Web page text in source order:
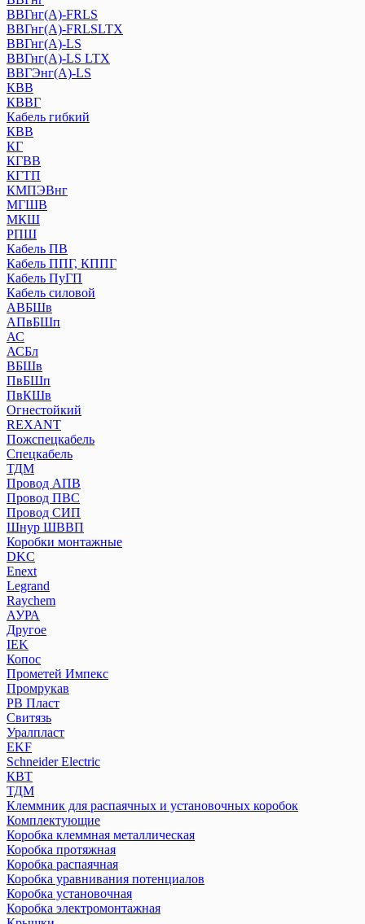
ВВГнг(А)-FRLS
ВВГнг(А)-FRLSLTX
ВВГнг(А)-LS
ВВГнг(А)-LS LTХ
ВВГЭнг(А)-LS
КВВ
КВВГ
Кабель гибкий
КВВ
КГ
КГВВ
КГТП
КМПЭВнг
МГШВ
МКШ
РПШ
Кабель ПВ
Кабель ППГ, КППГ
Кабель ПуГП
Кабель силовой
АВБШв
АПвБШп
АС
АСБл
ВБШв
ПвБШп
ПвКШв
Огнестойкий
REXANT
Пожспецкабель
Спецкабель
ТДМ
Провод АПВ
Провод ПВС
Провод СИП
Шнур ШВВП
Коробки монтажные
DKC
Enext
Legrand
Raychem
АУРА
Другое
IEK
Копос
Прометей Импекс
Промрукав
РВ Пласт
Свитязь
Уралпласт
EKF
Schneider Electric
КВТ
ТДМ
Клеммник для распаячных и установочных коробок
Комплектующие
Коробка клеммная металлическая
Коробка протяжная
Коробка распаячная
Коробка уравнивания потенциалов
Коробка установочная
Коробка электромонтажная